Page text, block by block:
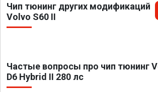
Чип тюнинг других модификаций
Volvo S60 II
Частые вопросы про чип тюнинг
D6 Hybrid II 280 лс